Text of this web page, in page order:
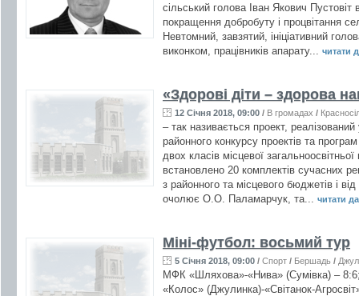
сільський голова Іван Якович
покращення добробуту і процвітання
Невтомний, завзятий, ініціативний
виконком, працівників апарату... читати
«Здорові діти – здорова
12 Січня 2018, 09:00 / В громадах /
– так називається проект,
районного конкурсу проектів та
двох класів місцевої
встановлено 20 комплектів сучасних
з районного та місцевого бюджетів і
очолює О.О. Паламарчук, та... читати
Міні-футбол: восьмий тур
5 Січня 2018, 09:00 / Спорт / Бершадь /
МФК «Шляхова»-«Нива» (Сумівка) –
«Колос» (Джулинка)-«Світанок-